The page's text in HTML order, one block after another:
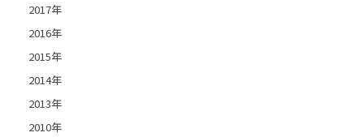
2017年
2016年
2015年
2014年
2013年
2010年